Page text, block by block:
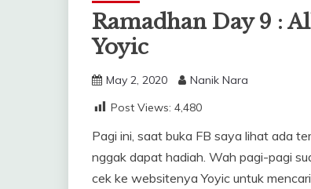
Ramadhan Day 9 :
Yoyic
May 2, 2020
Nanik Nara
Post Views: 4,480
Pagi ini, saat buka FB saya lihat ada
nggak dapat hadiah. Wah pagi-pagi
cek ke websitenya Yoyic untuk